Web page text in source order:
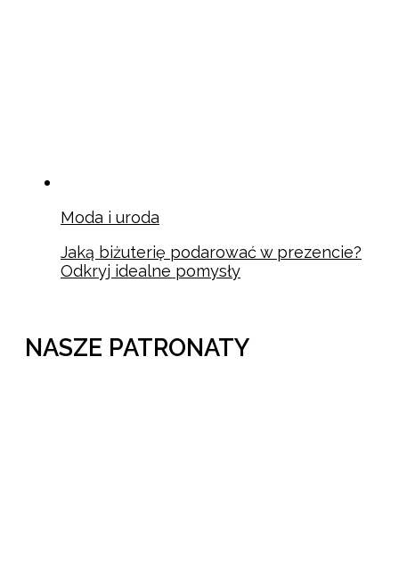
Moda i uroda
Jaką biżuterię podarować w prezencie?
Odkryj idealne pomysły
NASZE PATRONATY